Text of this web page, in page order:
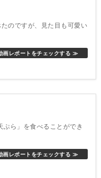
のですが、見た目も可愛い
画レポートをチェックする ≫
ら」を食べることができ
画レポートをチェックする ≫